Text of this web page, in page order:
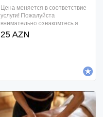
Цена меняется в соответствие
услуги! Пожалуйста
внимательно ознакомтесь я
предлагаю только масссаж. Я
даю 100% гарантию, что
25 AZN